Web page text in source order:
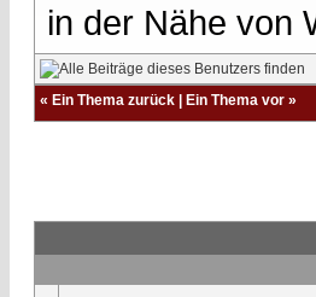
in der Nähe von
« Ein Thema zurück | Ein Thema vor »